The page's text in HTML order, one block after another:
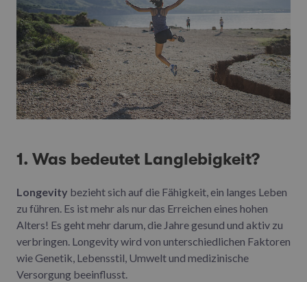
1. Was bedeutet Langlebigkeit?
Longevity bezieht sich auf die Fähigkeit, ein langes Leben
zu führen. Es ist mehr als nur das Erreichen eines hohen
Alters! Es geht mehr darum, die Jahre gesund und aktiv zu
verbringen. Longevity wird von unterschiedlichen Faktoren
wie Genetik, Lebensstil, Umwelt und medizinische
Versorgung beeinflusst.